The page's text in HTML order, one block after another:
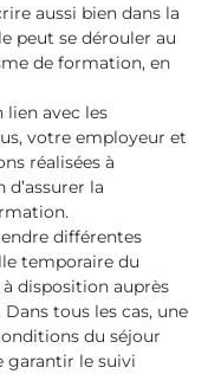
aussi bien dans la
peut se dérouler au
de formation, en
avec les
votre employeur et
réalisées à
la
différentes
temporaire du
disposition auprès
Dans tous les cas, une
du séjour
garantir le suivi